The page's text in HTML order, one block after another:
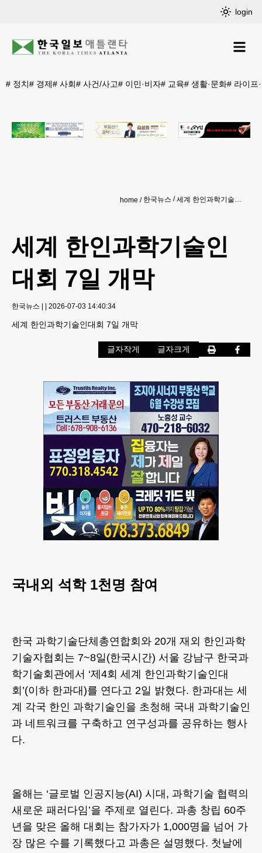
login
# 정치# 경제# 사회# 사건/사고# 이민·비자# 교육# 생활·문화# 라이프
home 한국뉴스 세계 한인과학기술인대회 7일 개막
세계 한인과학기술인
대회 7일 개막
한국뉴스 | | 2026-07-03 14:40:34
세계 한인과학기술인대회 7일 개막
글자작게 글자크게
국내외 석학 1천명 참여
한국 과학기술단체총연합회와 20개 재외 한인과학
기술자협회는 7~8일(한국시간) 서울 강남구 한국과
학기술회관에서 ‘제4회 세계 한인과학기술인대
회’(이하 한과대)를 연다고 2일 밝혔다. 한과대는 세
계 각국 한인 과학기술인을 초청해 국내 과학기술인
과 네트워크를 구축하고 연구성과를 공유하는 행사
다.
올해는 ‘글로벌 인공지능(AI) 시대, 과학기술 협력의
새로운 패러다임’을 주제로 열린다. 과총 창립 60주
년을 맞은 올해 대회는 참가자가 1,000명을 넘어 가
장 많은 수를 기록했다고 과총은 설명했다. 첫날에